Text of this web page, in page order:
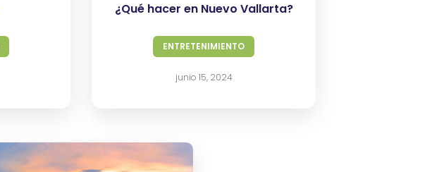
¿Qué hacer en Nuevo Vallarta?
ENTRETENIMIENTO
junio 15, 2024